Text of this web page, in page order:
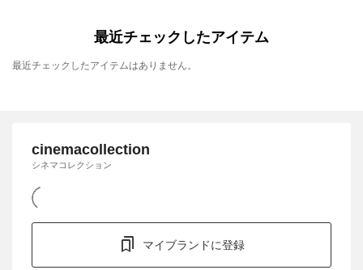
最近チェックしたアイテム
最近チェックしたアイテムはありません。
cinemacollection
シネマコレクション
マイブランドに登録